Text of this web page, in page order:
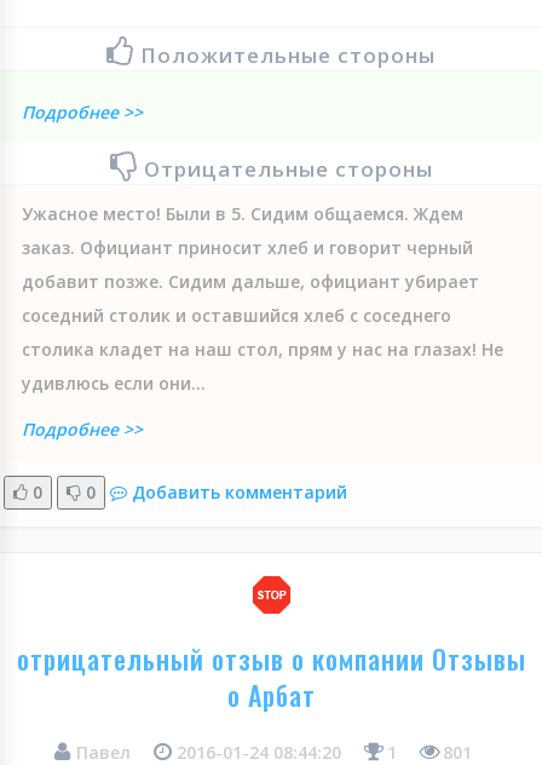
Положительные стороны
Подробнее >>
Отрицательные стороны
Ужасное место! Были в 5. Сидим общаемся. Ждем
заказ. Официант приносит хлеб и говорит черный
добавит позже. Сидим дальше, официант убирает
соседний столик и оставшийся хлеб с соседнего
столика кладет на наш стол, прям у нас на глазах! Не
удивлюсь если они...
Подробнее >>
0 0 Добавить комментарий
отрицательный отзыв о компании Отзывы
о Арбат
Павел 2016-01-24 08:44:20 1 801